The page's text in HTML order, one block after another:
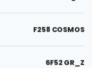
F258 COSMOS
6F52 GR_Z